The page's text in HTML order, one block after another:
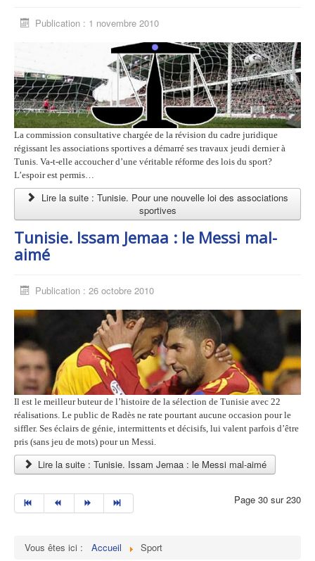
Publication : 1 novembre 2010
La commission consultative chargée de la révision du cadre juridique
régissant les associations sportives a démarré ses travaux jeudi dernier à
Tunis. Va-t-elle accoucher d’une véritable réforme des lois du sport?
L’espoir est permis…
Lire la suite : Tunisie. Pour une nouvelle loi des associations
sportives
Tunisie. Issam Jemaa : le Messi mal-
aimé
Publication : 26 octobre 2010
Il est le meilleur buteur de l’histoire de la sélection de Tunisie avec 22
réalisations. Le public de Radès ne rate pourtant aucune occasion pour le
siffler. Ses éclairs de génie, intermittents et décisifs, lui valent parfois d’être
pris (sans jeu de mots) pour un Messi.
Lire la suite : Tunisie. Issam Jemaa : le Messi mal-aimé
Page 30 sur 230
Vous êtes ici : Accueil Sport